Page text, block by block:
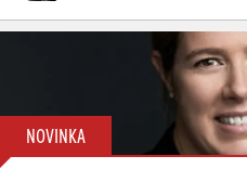
NOVINKA